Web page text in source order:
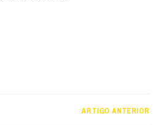
ARTIGO ANTERIOR